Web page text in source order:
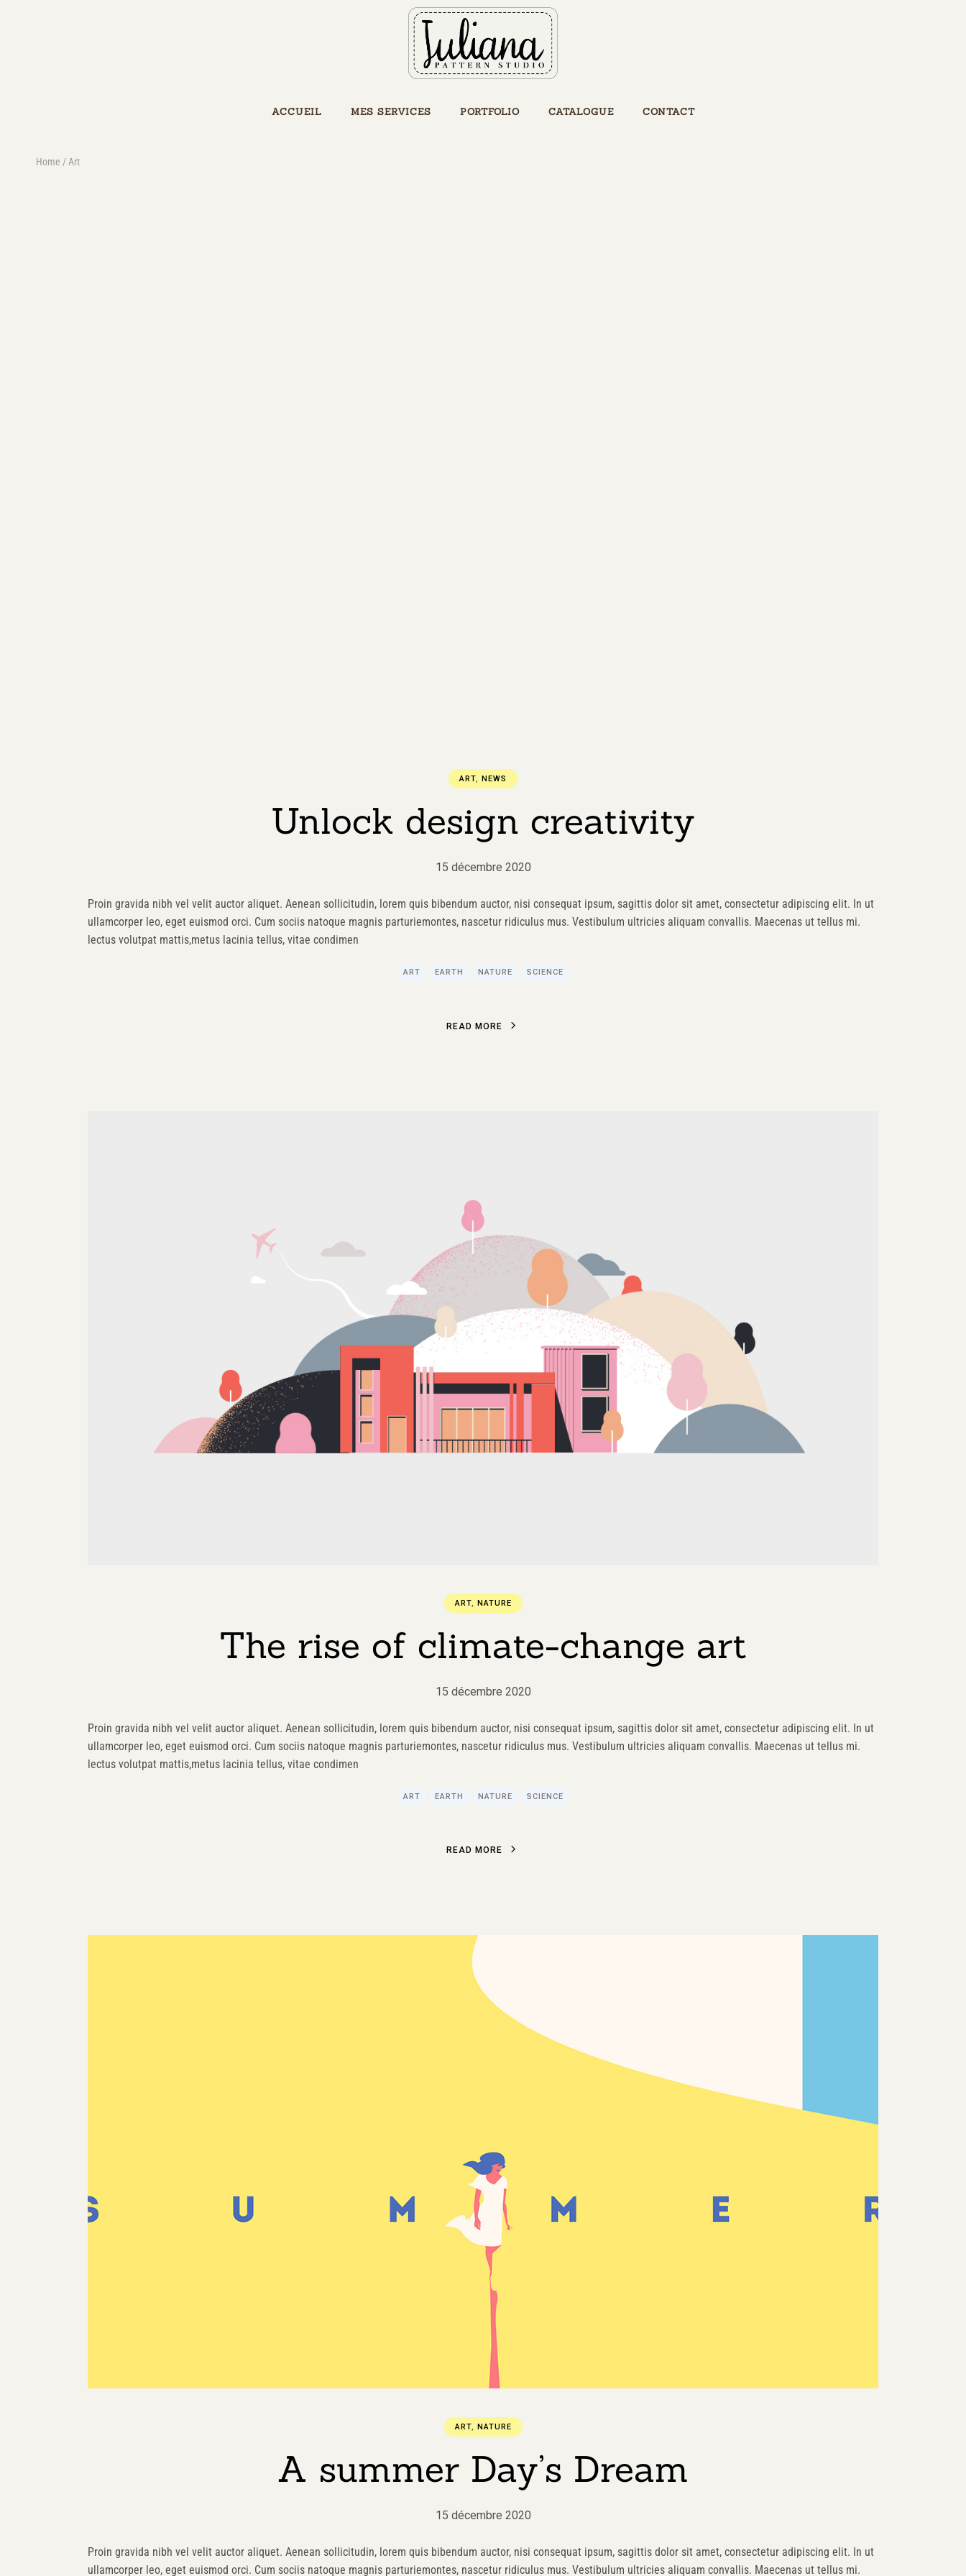
ACCUEIL MES SERVICES PORTFOLIO CATALOGUE CONTACT
Home Art
ART, NEWS
Unlock design creativity
15 décembre 2020
Proin gravida nibh vel velit auctor aliquet. Aenean sollicitudin, lorem quis bibendum auctor, nisi consequat ipsum, sagittis dolor sit amet, consectetur adipiscing elit. In ut
ullamcorper leo, eget euismod orci. Cum sociis natoque magnis parturiemontes, nascetur ridiculus mus. Vestibulum ultricies aliquam convallis. Maecenas ut tellus mi.
lectus volutpat mattis,metus lacinia tellus, vitae condimen
ART EARTH NATURE SCIENCE
R EA D M O R E
ART, NATURE
The rise of climate-change art
15 décembre 2020
Proin gravida nibh vel velit auctor aliquet. Aenean sollicitudin, lorem quis bibendum auctor, nisi consequat ipsum, sagittis dolor sit amet, consectetur adipiscing elit. In ut
ullamcorper leo, eget euismod orci. Cum sociis natoque magnis parturiemontes, nascetur ridiculus mus. Vestibulum ultricies aliquam convallis. Maecenas ut tellus mi.
lectus volutpat mattis,metus lacinia tellus, vitae condimen
ART EARTH NATURE SCIENCE
R EA D M O R E
ART, NATURE
A summer Day’s Dream
15 décembre 2020
Proin gravida nibh vel velit auctor aliquet. Aenean sollicitudin, lorem quis bibendum auctor, nisi consequat ipsum, sagittis dolor sit amet, consectetur adipiscing elit. In ut
ullamcorper leo, eget euismod orci. Cum sociis natoque magnis parturiemontes, nascetur ridiculus mus. Vestibulum ultricies aliquam convallis. Maecenas ut tellus mi.